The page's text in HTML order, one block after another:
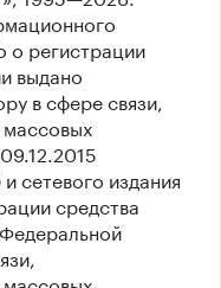
о регистрации
выдано
в сфере связи,
издания
средства